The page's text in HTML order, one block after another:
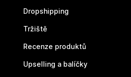
Dropshipping
Tržiště
Recenze produktů
Upselling a balíčky